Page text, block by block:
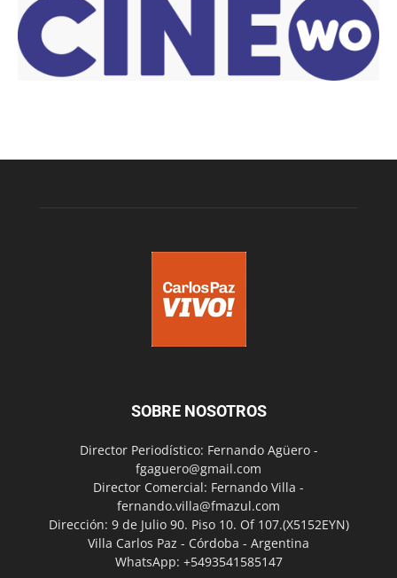
SOBRE NOSOTROS
Director Periodístico: Fernando Agüero -
fgaguero@gmail.com
Director Comercial: Fernando Villa -
fernando.villa@fmazul.com
Dirección: 9 de Julio 90. Piso 10. Of 107.(X5152EYN)
Villa Carlos Paz - Córdoba - Argentina
WhatsApp: +5493541585147